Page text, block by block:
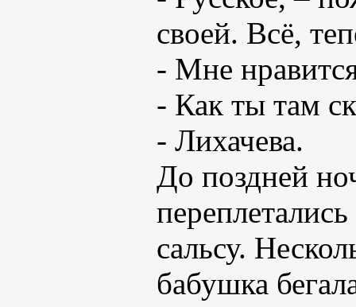
своей. Всё,
- Мне
- Как ты там
- Лихачева.
До поздней
сальсу.
бабушка